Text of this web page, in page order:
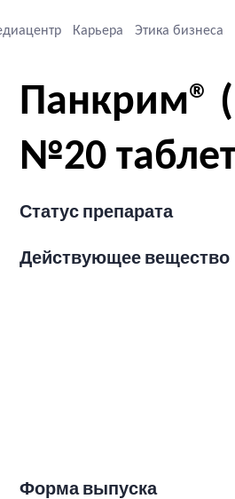
Карьера Этика бизнеса
Панкрим®
№20
Статус препарата
Действующее вещество
Форма выпуска